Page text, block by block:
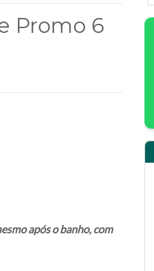
Promo 6
após o banho, com